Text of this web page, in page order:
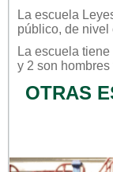
La escuela
público, de nivel
La escuela
y 2 son
OTRAS